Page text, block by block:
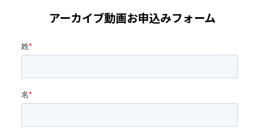
アーカイブ動画お申込みフォーム